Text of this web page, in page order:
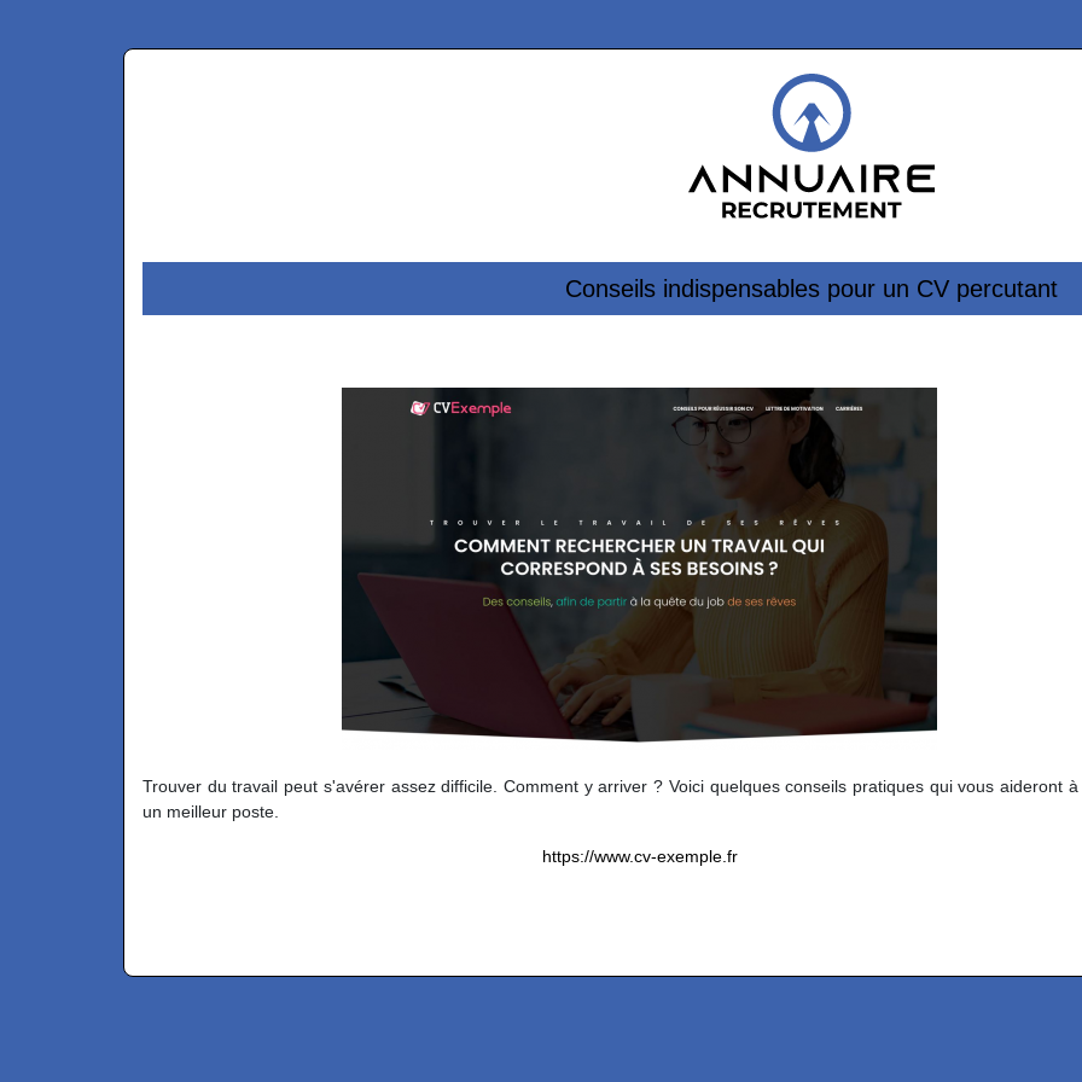
Conseils indispensables pour un CV percutant
Trouver du travail peut s'avérer assez difficile. Comment y arriver ? Voici quelques conseils pratiques qui vous aideront
un meilleur poste.
https://www.cv-exemple.fr